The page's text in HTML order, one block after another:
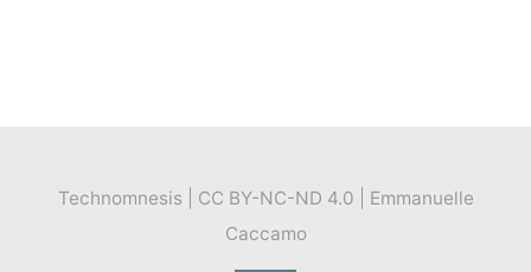
Technomnesis | CC BY-NC-ND 4.0 | Emmanuelle
Caccamo